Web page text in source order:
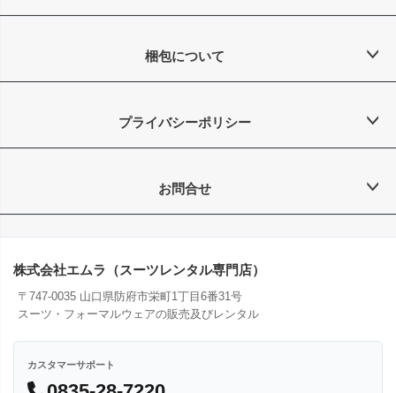
梱包について
プライバシーポリシー
お問合せ
株式会社エムラ（スーツレンタル専門店）
〒747-0035 山口県防府市栄町1丁目6番31号
スーツ・フォーマルウェアの販売及びレンタル
カスタマーサポート